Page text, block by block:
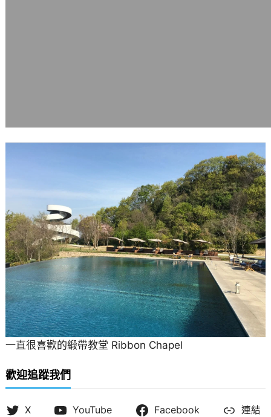
一直很喜歡的緞帶教堂 Ribbon Chapel
歡迎追蹤我們
X YouTube Facebook
連結